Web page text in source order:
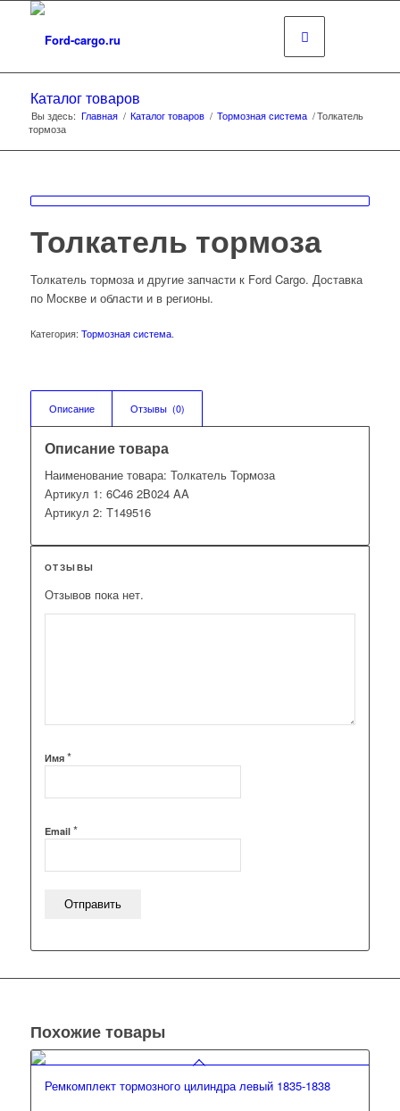
Каталог товаров
Вы здесь: Главная / Каталог товаров / Тормозная система /Толкатель
тормоза
Толкатель тормоза
Толкатель тормоза и другие запчасти к Ford Cargo. Доставка
по Москве и области и в регионы.
Категория: Тормозная система.
Описание Отзывы  (0)
Описание товара
Наименование товара: Толкатель Тормоза
Артикул 1: 6C46 2B024 AA
Артикул 2: T149516
ОТЗЫВЫ
Отзывов пока нет.
Имя *
Email *
Похожие товары
Ремкомплект тормозного цилиндра левый 1835-1838